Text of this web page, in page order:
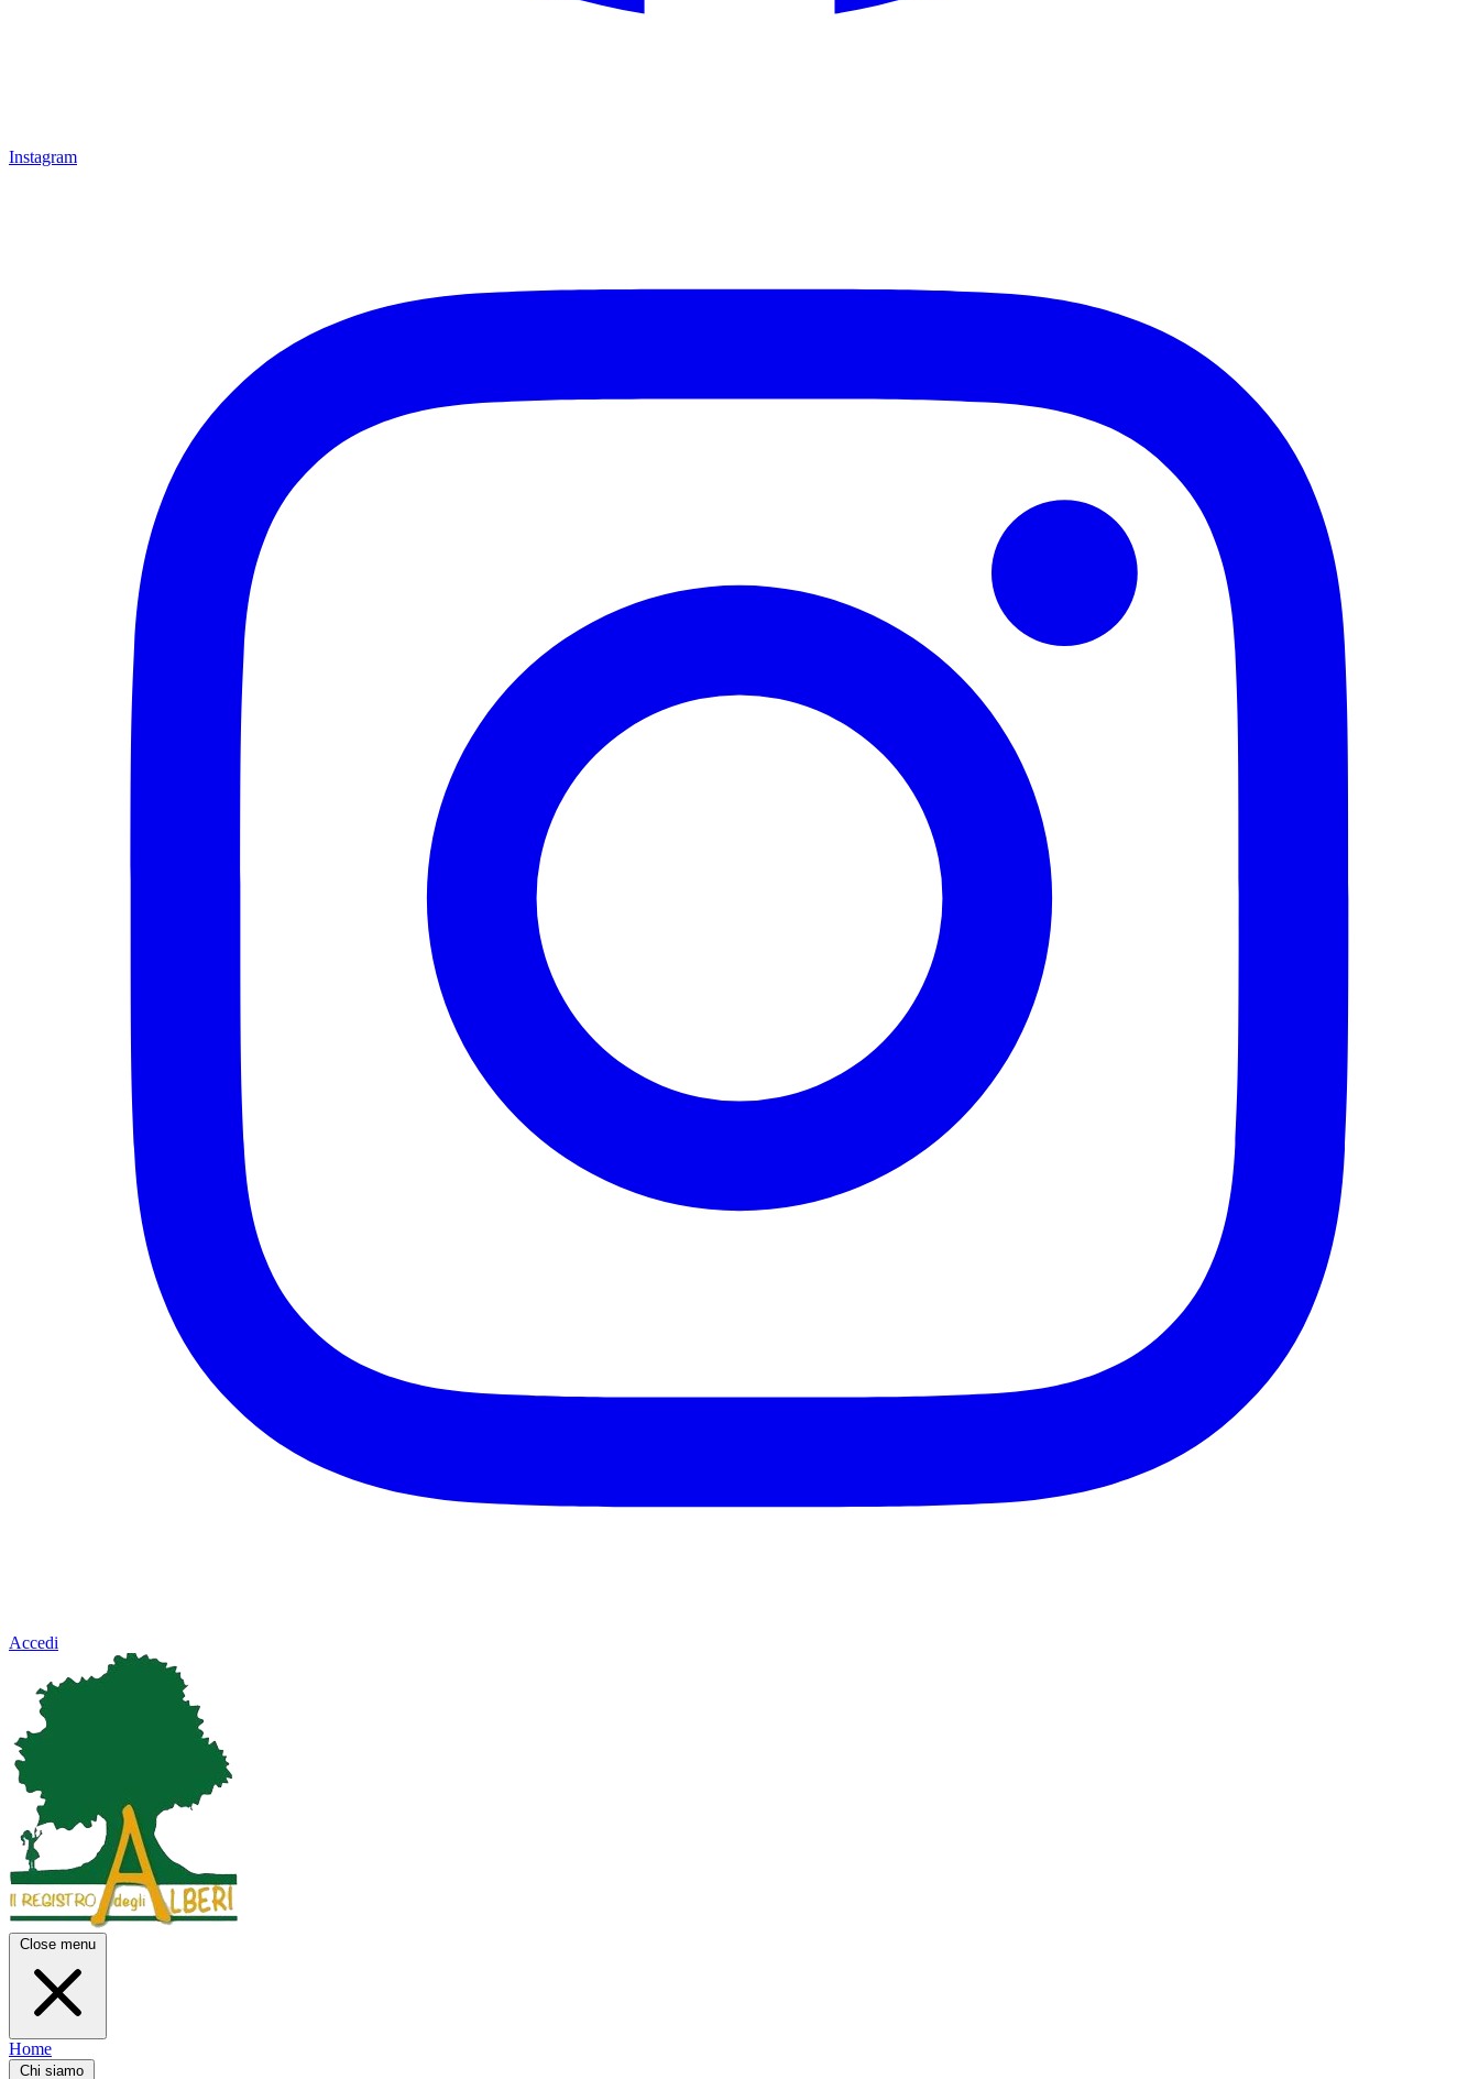
Instagram
Accedi
Close menu
Home
Chi siamo